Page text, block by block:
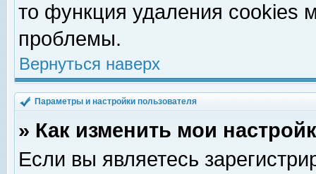
то функция удаления cookies
проблемы.
Вернуться наверх
Параметры и настройки пользователя
» Как изменить мои
Если вы являетесь